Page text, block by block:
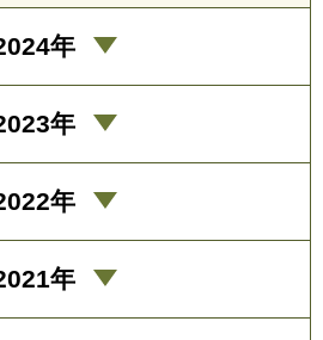
年
年
年
年